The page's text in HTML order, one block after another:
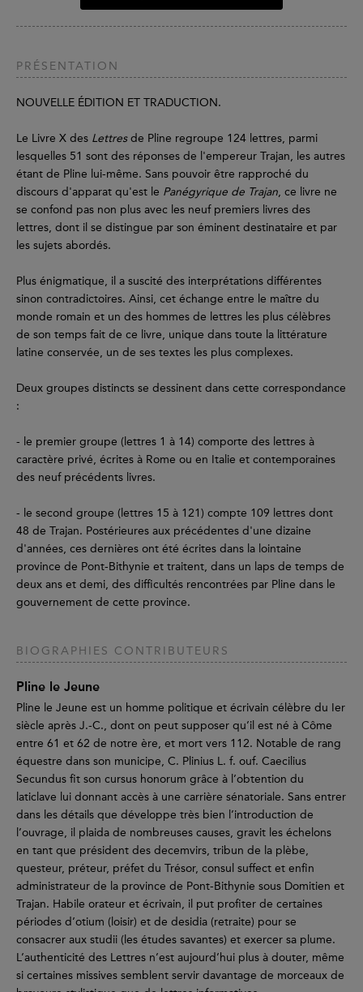
PRÉSENTATION
NOUVELLE ÉDITION ET TRADUCTION.
Le Livre X des Lettresde Pline regroupe 124 lettres, parmi
lesquelles 51 sont des réponses de l'empereur Trajan, les autres
étant de Pline lui-même. Sans pouvoir être rapproché du
discours d'apparat qu'est le Panégyrique de Trajan, ce livre ne
se confond pas non plus avec les neuf premiers livres des
lettres, dont il se distingue par son éminent destinataire et par
les sujets abordés.
Plus énigmatique, il a suscité des interprétations différentes
sinon contradictoires. Ainsi, cet échange entre le maître du
monde romain et un des hommes de lettres les plus célèbres
de son temps fait de ce livre, unique dans toute la littérature
latine conservée, un de ses textes les plus complexes.
Deux groupes distincts se dessinent dans cette correspondance
:
- le premier groupe (lettres 1 à 14) comporte des lettres à
caractère privé, écrites à Rome ou en Italie et contemporaines
des neuf précédents livres.
- le second groupe (lettres 15 à 121) compte 109 lettres dont
48 de Trajan. Postérieures aux précédentes d'une dizaine
d'années, ces dernières ont été écrites dans la lointaine
province de Pont-Bithynie et traitent, dans un laps de temps de
deux ans et demi, des difficultés rencontrées par Pline dans le
gouvernement de cette province.
BIOGRAPHIES CONTRIBUTEURS
Pline le Jeune
Pline le Jeune est un homme politique et écrivain célèbre du Ier
siècle après J.-C., dont on peut supposer qu’il est né à Côme
entre 61 et 62 de notre ère, et mort vers 112. Notable de rang
équestre dans son municipe, C. Plinius L. f. ouf. Caecilius
Secundus fit son cursus honorum grâce à l’obtention du
laticlave lui donnant accès à une carrière sénatoriale. Sans entrer
dans les détails que développe très bien l’introduction de
l’ouvrage, il plaida de nombreuses causes, gravit les échelons
en tant que président des decemvirs, tribun de la plèbe,
questeur, préteur, préfet du Trésor, consul suffect et enfin
administrateur de la province de Pont-Bithynie sous Domitien et
Trajan. Habile orateur et écrivain, il put profiter de certaines
périodes d’otium (loisir) et de desidia (retraite) pour se
consacrer aux studii (les études savantes) et exercer sa plume.
L’authenticité des Lettres n’est aujourd’hui plus à douter, même
si certaines missives semblent servir davantage de morceaux de